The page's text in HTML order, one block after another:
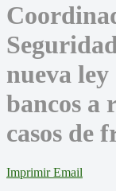
nueva
bancos a
casos de
Imprimir Email